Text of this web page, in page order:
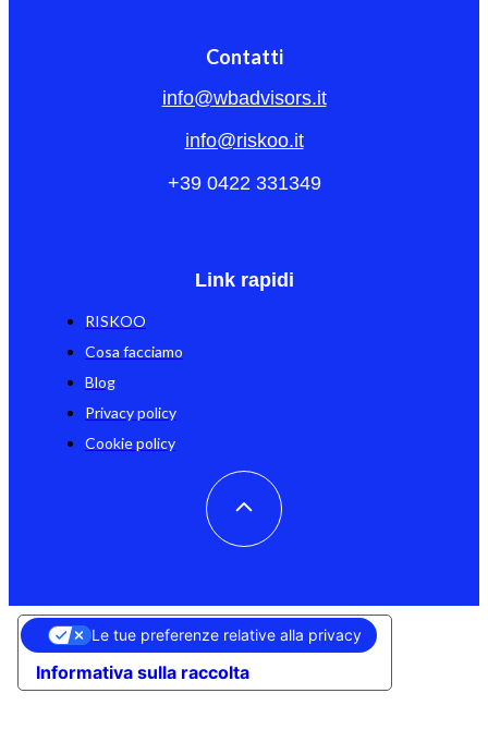
Contatti
info@wbadvisors.it
info@riskoo.it
+39 0422 331349
Link rapidi
RISKOO
Cosa facciamo
Blog
Privacy policy
Cookie policy
Informativa sulla raccolta
Le tue preferenze relative alla privacy